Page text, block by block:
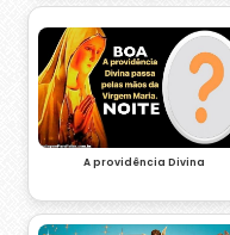
A providência Divina